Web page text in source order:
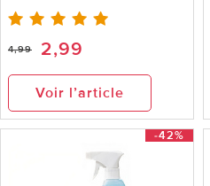
4,99 2,99
Voir l’article
-42%